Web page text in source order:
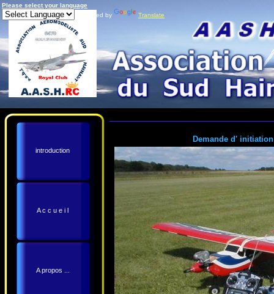
Please select your language
Powered by
Translate
introduction
A c c u e i l
A propos ...
Demande d'